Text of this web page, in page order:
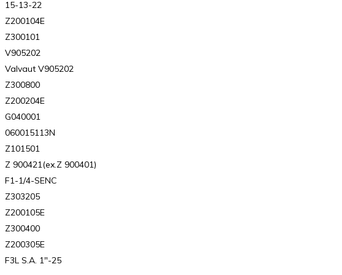
15-13-22
Z200104E
Z300101
V905202
Valvaut V905202
Z300800
Z200204E
G040001
060015113N
Z101501
Z 900421(ex.Z 900401)
F1-1/4-SENC
Z303205
Z200105E
Z300400
Z200305E
F3L S.A. 1″-25